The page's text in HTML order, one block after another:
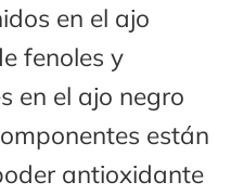
en el ajo
fenoles y
en el ajo negro
están
antioxidante